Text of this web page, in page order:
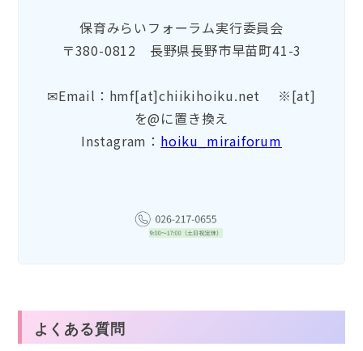
保育みらいフォーラム実行委員会
〒380-0812 長野県長野市早苗町41-3
✉Email：hmf[at]chiikihoiku.net ※[at]
を@に置き換え
Instagram： hoiku_miraiforum
よくある質問